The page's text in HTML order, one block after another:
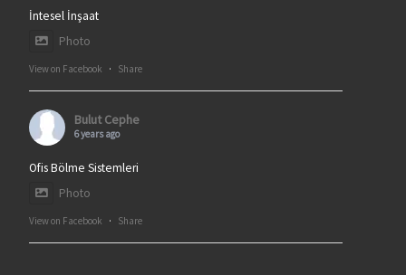
İntesel İnşaat
Photo
View on Facebook · Share
Bulut Cephe
6 years ago
Ofis Bölme Sistemleri
Photo
View on Facebook · Share